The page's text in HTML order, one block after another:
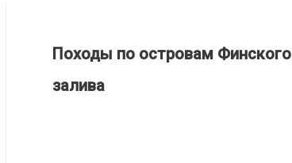
Походы по островам Финского
залива